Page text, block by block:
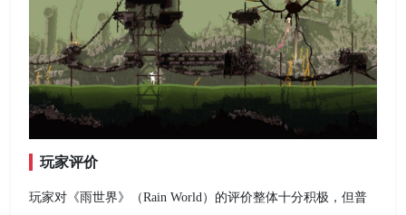
玩家评价
玩家对《雨世界》（Rain World）的评价整体十分积极，但普